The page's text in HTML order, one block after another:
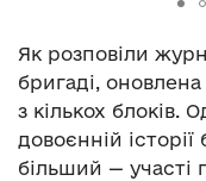
Як розповіли
бригаді,
з кількох блоків.
довоєнній
більший — участі